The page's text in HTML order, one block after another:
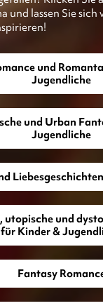
und lassen Sie sich
und
Jugendliche
und Urban
Jugendliche
utopische und
für Kinder &
Fantasy